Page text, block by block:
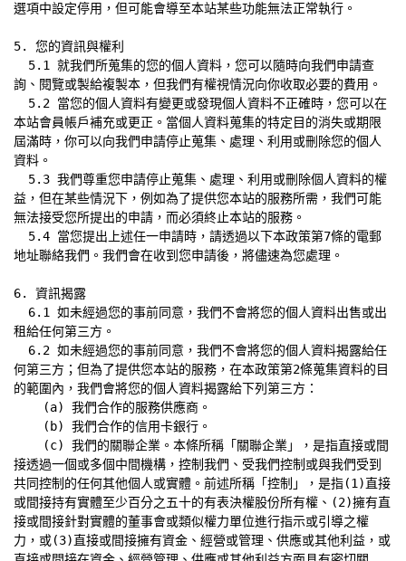
選項中設定停用，但可能會導至本站某些功能無法正常執行。
5. 您的資訊與權利
詢、閱覽或製給複製本，但我們有權視情況向你收取必要的費用。
本站會員帳戶補充或更正。當個人資料蒐集的特定目的消失或期限
屆滿時，你可以向我們申請停止蒐集、處理、利用或刪除您的個人
資料。
益，但在某些情況下，例如為了提供您本站的服務所需，我們可能
無法接受您所提出的申請，而必須終止本站的服務。
地址聯絡我們。我們會在收到您申請後，將儘速為您處理。
6. 資訊揭露
租給任何第三方。
何第三方；但為了提供您本站的服務，在本政策第2條蒐集資料的目
的範圍內，我們會將您的個人資料揭露給下列第三方：
接透過一個或多個中間機構，控制我們、受我們控制或與我們受到
共同控制的任何其他個人或實體。前述所稱「控制」，是指(1)直接
或間接持有實體至少百分之五十的有表決權股份所有權、(2)擁有直
接或間接針對實體的董事會或類似權力單位進行指示或引導之權
力，或(3)直接或間接擁有資金、經營或管理、供應或其他利益，或